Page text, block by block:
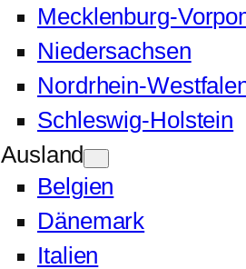
Mecklenburg-
Niedersachsen
Nordrhein-
Schleswig-Holstein
Ausland
Belgien
Dänemark
Italien